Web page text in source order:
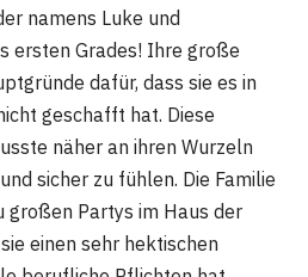
namens Luke und
​​ersten Grades! Ihre große
dafür, dass sie es in
geschafft hat. Diese
näher an ihren Wurzeln
sicher zu fühlen. Die Familie
Partys im Haus der
einen sehr hektischen